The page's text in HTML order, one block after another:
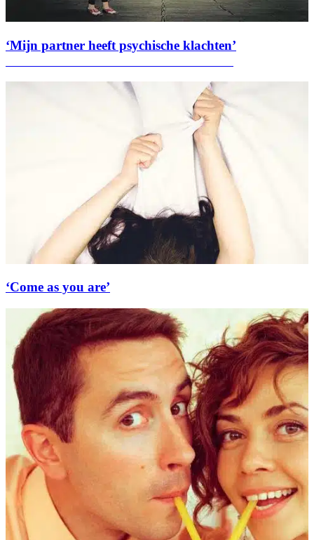
‘Mijn partner heeft psychische klachten’
‘Come as you are’